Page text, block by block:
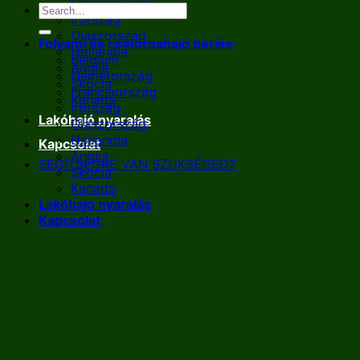
Franciaország
Írország
Olaszország
Hollandia
Anglia
Skócia
Kanada
Lakóhajó nyaralás
Kapcsolat
SEGÍTSÉGRE VAN SZÜKSÉGED?
Folyami és csatornahajó bérlés
Belgium
Németország
Franciaország
Írország
Olaszország
Hollandia
Anglia
Skócia
Kanada
Lakóhajó nyaralás
Kapcsolat